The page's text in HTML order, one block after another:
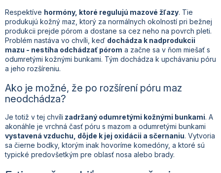
Respektíve hormóny, ktoré regulujú mazové žľazy. Tie
produkujú kožný maz, ktorý za normálnych okolností pri bežnej
produkcii prejde pórom a dostane sa cez neho na povrch pleti.
Problém nastáva vo chvíli, keď dochádza k nadprodukcii
mazu - nestíha odchádzať pórom a začne sa v ňom miešať s
odumretými kožnými bunkami. Tým dochádza k upchávaniu póru
a jeho rozšíreniu.
Ako je možné, že po rozšírení póru maz
neodchádza?
Je totiž v tej chvíli zadržaný odumretými kožnými bunkami. A
akonáhle je vrchná časť póru s mazom a odumretými bunkami
vystavená vzduchu, dôjde k jej oxidácii a sčernaniu. Vytvoria
sa čierne bodky, ktorým inak hovoríme komedóny, a ktoré sú
typické predovšetkým pre oblasť nosa alebo brady.